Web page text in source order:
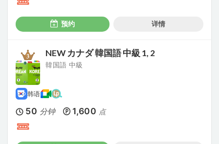
预约 详情
NEW カナダ 韓国語 中級 1, 2
韓国語 中級
韩语
50 分钟 1,600 点